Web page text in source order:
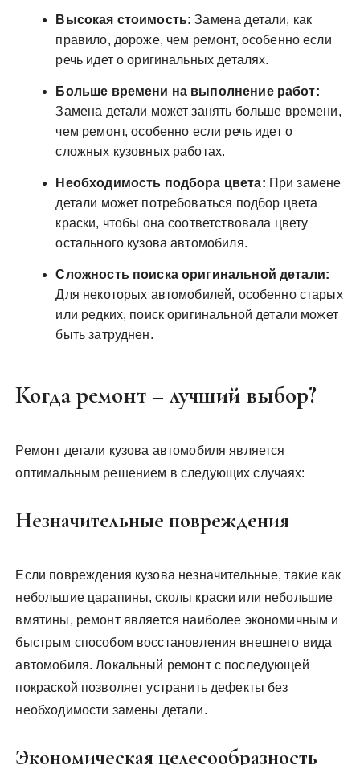
Высокая стоимость: Замена детали, как
правило, дороже, чем ремонт, особенно если
речь идет о оригинальных деталях.
Больше времени на выполнение работ:
Замена детали может занять больше времени,
чем ремонт, особенно если речь идет о
сложных кузовных работах.
Необходимость подбора цвета: При замене
детали может потребоваться подбор цвета
краски, чтобы она соответствовала цвету
остального кузова автомобиля.
Сложность поиска оригинальной детали:
Для некоторых автомобилей, особенно старых
или редких, поиск оригинальной детали может
быть затруднен.
Когда ремонт – лучший выбор?
Ремонт детали кузова автомобиля является
оптимальным решением в следующих случаях:
Незначительные повреждения
Если повреждения кузова незначительные, такие как
небольшие царапины, сколы краски или небольшие
вмятины, ремонт является наиболее экономичным и
быстрым способом восстановления внешнего вида
автомобиля. Локальный ремонт с последующей
покраской позволяет устранить дефекты без
необходимости замены детали.
Экономическая целесообразность